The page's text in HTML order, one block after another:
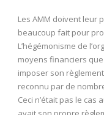
Les AMM doivent leur
beaucoup fait pour
L’hégémonisme de
moyens financiers
imposer son
reconnu par de
Ceci n’était pas le